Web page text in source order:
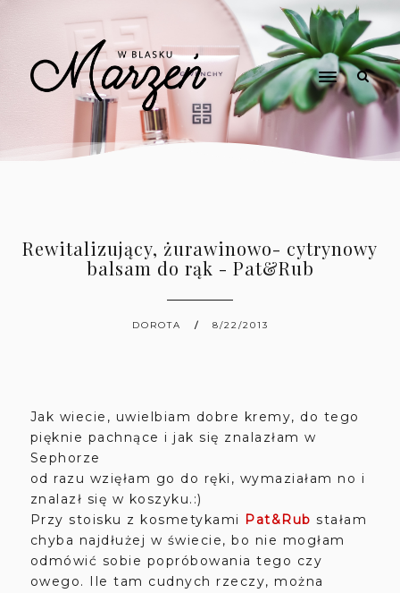
Rewitalizujący, żurawinowo- cytrynowy
balsam do rąk - Pat&Rub
DOROTA 8/22/2013
Jak wiecie, uwielbiam dobre kremy, do tego
pięknie pachnące i jak się znalazłam w
Sephorze
od razu wzięłam go do ręki, wymaziałam no i
znalazł się w koszyku.:)
Przy stoisku z kosmetykami Pat&Rub stałam
chyba najdłużej w świecie, bo nie mogłam
odmówić sobie popróbowania tego czy
owego. Ile tam cudnych rzeczy, można